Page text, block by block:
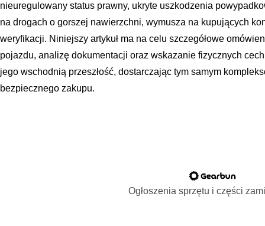
nieuregulowany status prawny, ukryte uszkodzenia
na drogach o gorszej nawierzchni, wymusza na kupujących
weryfikacji. Niniejszy artykuł ma na celu szczegółowe
pojazdu, analizę dokumentacji oraz wskazanie fizycznych
jego wschodnią przeszłość, dostarczając tym samym
bezpiecznego zakupu.
Ogłoszenia sprzętu i części